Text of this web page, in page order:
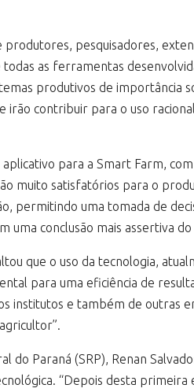
pesquisadores,
todas as ferramentas
produtivos de importância
irão contribuir para o uso
para a Smart Farm,
muito satisfatórios para o
permitindo uma tomada de
uma conclusão mais assertiva
que o uso da tecnologia,
para uma eficiência de
institutos e também de outras
do Paraná (SRP), Renan
“Depois desta